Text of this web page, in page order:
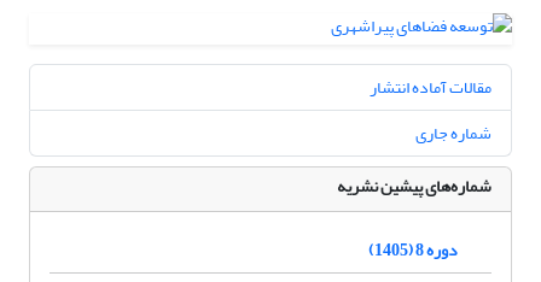
مقالات آماده انتشار
شماره جاری
شماره‌های پیشین نشریه
دوره 8 (1405)